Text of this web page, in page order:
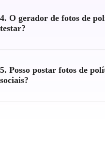
4. O gerador de fotos de
testar?
5. Posso postar fotos de
sociais?